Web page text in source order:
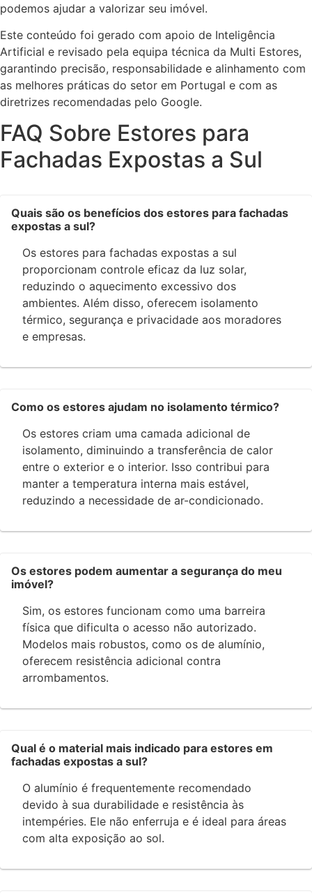
podemos ajudar a valorizar seu imóvel.
Este conteúdo foi gerado com apoio de Inteligência
Artificial e revisado pela equipa técnica da Multi Estores,
garantindo precisão, responsabilidade e alinhamento com
as melhores práticas do setor em Portugal e com as
diretrizes recomendadas pelo Google.
FAQ Sobre Estores para
Fachadas Expostas a Sul
Quais são os benefícios dos estores para fachadas
expostas a sul?
Os estores para fachadas expostas a sul
proporcionam controle eficaz da luz solar,
reduzindo o aquecimento excessivo dos
ambientes. Além disso, oferecem isolamento
térmico, segurança e privacidade aos moradores
e empresas.
Como os estores ajudam no isolamento térmico?
Os estores criam uma camada adicional de
isolamento, diminuindo a transferência de calor
entre o exterior e o interior. Isso contribui para
manter a temperatura interna mais estável,
reduzindo a necessidade de ar-condicionado.
Os estores podem aumentar a segurança do meu
imóvel?
Sim, os estores funcionam como uma barreira
física que dificulta o acesso não autorizado.
Modelos mais robustos, como os de alumínio,
oferecem resistência adicional contra
arrombamentos.
Qual é o material mais indicado para estores em
fachadas expostas a sul?
O alumínio é frequentemente recomendado
devido à sua durabilidade e resistência às
intempéries. Ele não enferruja e é ideal para áreas
com alta exposição ao sol.